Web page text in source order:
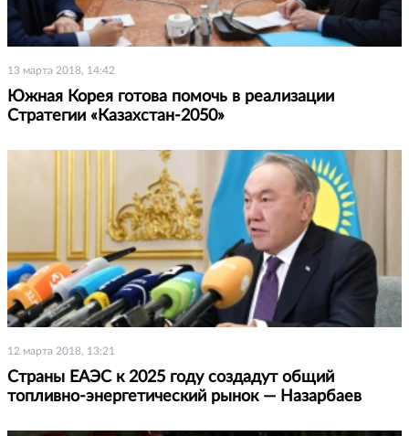
13 марта 2018, 14:42
Южная Корея готова помочь в реализации
Стратегии «Казахстан-2050»
12 марта 2018, 13:21
Страны ЕАЭС к 2025 году создадут общий
топливно-энергетический рынок — Назарбаев